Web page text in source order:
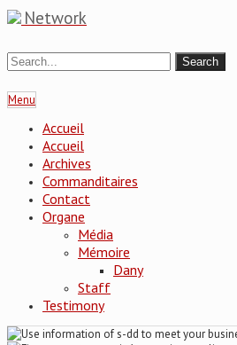
Network
Menu
Accueil
Accueil
Archives
Commanditaires
Contact
Organe
Média
Mémoire
Dany
Staff
Testimony